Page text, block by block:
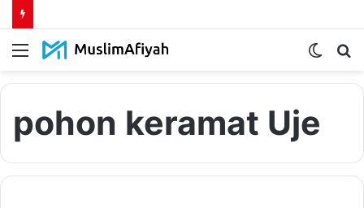
Menu
Switch
pohon keramat Uje